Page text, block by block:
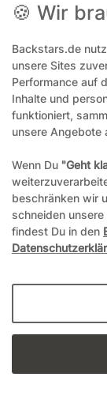
🍪 Wir
Backstars.de
unsere Sites
Performance auf
Inhalte und
funktioniert,
unsere Angebote
Wenn Du "Geht
beschränken wir
schneiden
findest Du in den